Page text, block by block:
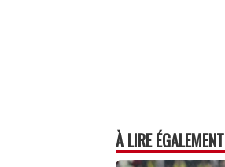
À LIRE ÉGALEMENT